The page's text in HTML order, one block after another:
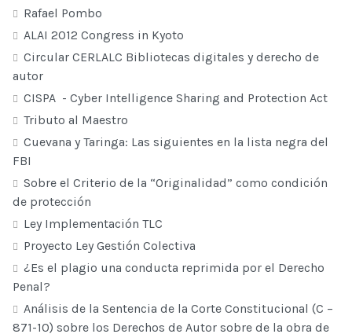
Rafael Pombo
ALAI 2012 Congress in Kyoto
Circular CERLALC Bibliotecas digitales y derecho de
autor
CISPA - Cyber Intelligence Sharing and Protection Act
Tributo al Maestro
Cuevana y Taringa: Las siguientes en la lista negra del
FBI
Sobre el Criterio de la “Originalidad” como condición
de protección
Ley Implementación TLC
Proyecto Ley Gestión Colectiva
¿Es el plagio una conducta reprimida por el Derecho
Penal?
Análisis de la Sentencia de la Corte Constitucional (C –
871-10) sobre los Derechos de Autor sobre de la obra de